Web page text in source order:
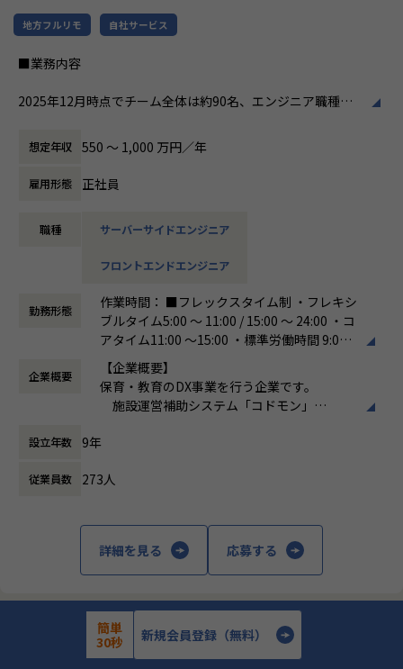
約4,500万人規模のユーザを抱える大規模なメディアを通し
にも繋げていただける大きな成長機会です。
共有会や勉強会を通じてさらにスキルアップをしていくこと
ナレッジ向上施策として、動画、書籍等の学習教材の購入や
カンファレンス参加を会社負担でサポート。
さらに、業界の牽引者をメンターとして招いた講習など、ト
レンドのキャッチアップを見据えた取り組みも行なっていま
ご参照ください
環境を感じていただけたら
・【社員インタビュー】Wantedly...https://www.wantedly.c
om/companies/nijibox/feed
・【メンバー執筆】Qiita...https://qiita.com/organization
・【運営メディア】POSTD…https://postd.cc/
地方フルリモ 自社サービス
■業務内容
2025年12月時点でチーム全体は約90名、エンジニア職種は7
エンジニア・PdM・UI/UXデザイナーといった異なる職種の
メンバーが同じチームに属しており、各チーム5～10名ほど
で構成しています。
チームやプロジェクトチームにわかれており、それぞれのチ
や機能改善を進めています。またCoDMONを他業態施設（学
めの機能開発も行っています。
またそれらと並行し、メインプロダクトの技術的な課題への
取り組みも強化しています。例えば技術的負債に関しては、
現在では事業計画をもとに、負債返済の戦略とロードマップ
を作成し、優先度を考えながら進めています。
このような新しいチャレンジやプロダクトの課題解決を、一
ユーザーからの改善要望やユーザーインタビューなどを通し
て、ユーザーの課題を明確にし、プロダクトの改善に活かし
く、必要に応じてエンジニアも同席するので、ユーザーの課
題を深く理解できる環境です。
また、これまで部としては別々だった開発チームとサポート
想定年収 550 〜 1,000 万円／年
雇用形態 正社員
職種 サーバーサイドエンジニア
フロントエンドエンジニア
勤務形態
作業時間： ■フレックスタイム制 ・フレキシ
ブルタイム5:00 〜 11:00 / 15:00 〜 24:00 ・コ
アタイム11:00 〜15:00 ・標準労働時間 9:0
0〜18:00
働き方：フレックス制（コアタイムあり）
時間外労働の有無： 有（月平均20時間）
休憩時間： 60分
企業概要
【企業概要】
保育・教育のDX事業を行う企業です。
施設運営補助システム「コドモン」
発育・発達・教育に関するビックデータの
etc...
と心のゆとりを」というコンセプトのもと、
以下の三つの方針を軸にシステム開発・サー
ビス提供をおこなっています。
（1）こども施設の価値向上を実現する、ICT
ツールの提供と社会インフラの構築
（2）豊かな子育てを実現する、個々の家庭
設立年数 9年
従業員数 273人
詳細を見る 応募する
株式会社ニジボックス
簡単
30秒
新規会員登録（無料）